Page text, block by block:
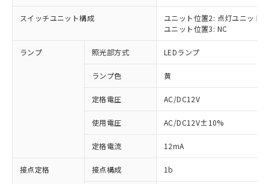
スイッチユニット構成
ユニット位置2: 点灯ユニット
ユニット位置3: NC
ランプ 照光部方式 LEDランプ
ランプ色 黄
定格電圧 AC/DC12V
使用電圧 AC/DC12V±10%
定格電流 12mA
接点定格 接点構成 1b
※1 対応状況
対応済み：EU RoHS指令（10物質）の
非含有に対応した製品が提供可能な商品で